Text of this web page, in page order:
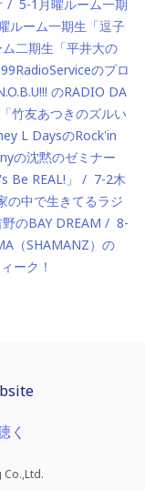
5-1月曜ルーム一期
ルーム一期生「逗子
二期生「平井大の
のプロ
のRADIO DA
竹友あつきのズルい
L DaysのRock'in
の沈黙のゼミナー
Be REAL!」
7-2木
中で生きてるラジ
のBAY DREAM
8-
（SHAMANZ）の
ーク！
く